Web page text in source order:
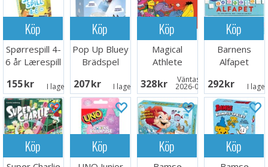
Köp
Spørrespill 4-
6 år Lærespill
155 SEK I lager: 1
Köp
Pop Up Bluey
Brädspel
207 SEK I lager: 3
Köp
Magical
Athlete
Brädspel
328 SEK Väntas in:
2026-09-30
Köp
Barnens
Alfapet
292 SEK I
Köp Köp Köp Köp